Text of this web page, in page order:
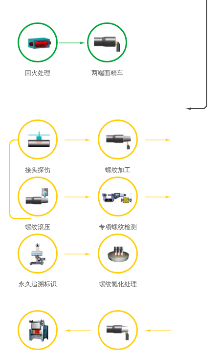
回火处理 两端面精车
接头探伤 螺纹加工
螺纹滚压 专项螺纹检测
永久追溯标识 螺纹氮化处理